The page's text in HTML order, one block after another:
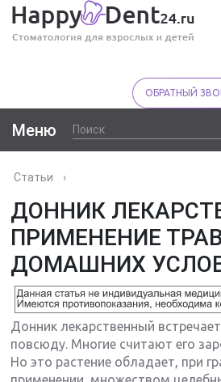
ОБРАТНЫЙ
Меню
Статьи ›
ДОННИК
ПРИМЕНЕНИЕ
ДОМАШНИХ
Донник лекарственный
повсюду. Многие считают его
Но это растение обладает, при